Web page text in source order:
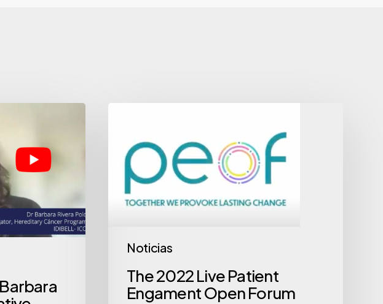
Noticias
Live
Patient
Engament
Open
The 2022 Live Patient
Engament Open Forum